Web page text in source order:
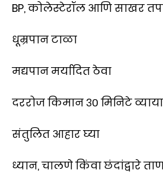
BP, कोलेस्टेरॉल आणि साखर
धूम्रपान टाळा
मद्यपान मर्यादित ठेवा
दररोज किमान ३० मिनिटे
संतुलित आहार घ्या
ध्यान, चालणे किंवा छंदांद्वारे